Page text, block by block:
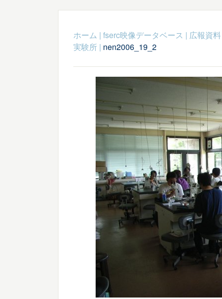
ホーム | fserc映像データベース | 広報資料
実験所| nen2006_19_2